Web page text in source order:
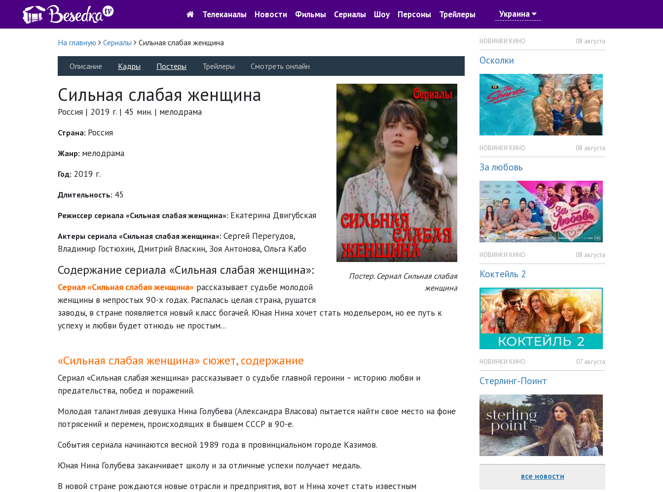
Телеканалы Новости Фильмы Сериалы Шоу Персоны Трейлеры Украина
На главную Сериалы Сильная слабая женщина
Описание Кадры Постеры Трейлеры Смотреть онлайн
Постер. Сериал Сильная слабая
женщина
Сильная слабая женщина
Россия | 2019 г. | 45 мин. | мелодрама
Страна: Россия
Жанр: мелодрама
Год: 2019 г.
Длительность: 45
Режиссер сериала «Сильная слабая женщина»: Екатерина Двигубская
Актеры сериала «Сильная слабая женщина»: Сергей Перегудов,
Владимир Гостюхин, Дмитрий Власкин, Зоя Антонова, Ольга Кабо
Содержание сериала «Сильная слабая женщина»:
Сериал «Сильная слабая женщина» рассказывает судьбе молодой
женщины в непростых 90-х годах. Распалась целая страна, рушатся
заводы, в стране появляется новый класс богачей. Юная Нина хочет стать модельером, но ее путь к
успеху и любви будет отнюдь не простым...
«Сильная слабая женщина» сюжет, содержание
Сериал «Сильная слабая женщина» рассказывает о судьбе главной героини – историю любви и
предательства, побед и поражений.
Молодая талантливая девушка Нина Голубева (Александра Власова) пытается найти свое место на фоне
потрясений и перемен, происходящих в бывшем СССР в 90-е.
События сериала начинаются весной 1989 года в провинциальном городе Казимов.
Юная Нина Голубева заканчивает школу и за отличные успехи получает медаль.
В новой стране рождаются новые отрасли и предприятия, вот и Нина хочет стать известным
НОВИНКИ КИНО 08 августа
Осколки
НОВИНКИ КИНО 08 августа
За любовь
НОВИНКИ КИНО 08 августа
Коктейль 2
НОВИНКИ КИНО 07 августа
Стерлинг-Поинт
все новости